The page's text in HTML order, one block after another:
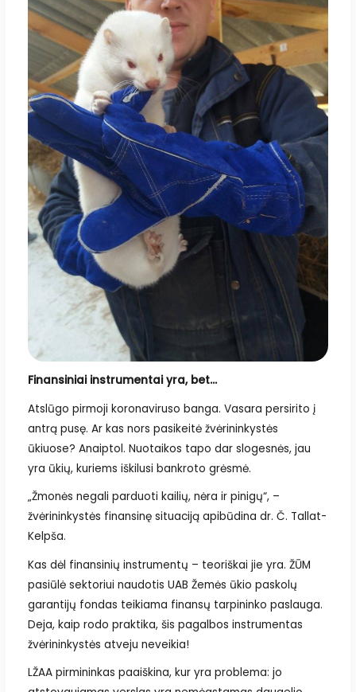
Finansiniai instrumentai yra, bet…
Atslūgo pirmoji koronaviruso banga. Vasara persirito į
antrą pusę. Ar kas nors pasikeitė žvėrininkystės
ūkiuose? Anaiptol. Nuotaikos tapo dar slogesnės, jau
yra ūkių, kuriems iškilusi bankroto grėsmė.
„Žmonės negali parduoti kailių, nėra ir pinigų“, –
žvėrininkystės finansinę situaciją apibūdina dr. Č. Tallat-
Kelpša.
Kas dėl finansinių instrumentų – teoriškai jie yra. ŽŪM
pasiūlė sektoriui naudotis UAB Žemės ūkio paskolų
garantijų fondas teikiama finansų tarpininko paslauga.
Deja, kaip rodo praktika, šis pagalbos instrumentas
žvėrininkystės atveju neveikia!
LŽAA pirmininkas paaiškina, kur yra problema: jo